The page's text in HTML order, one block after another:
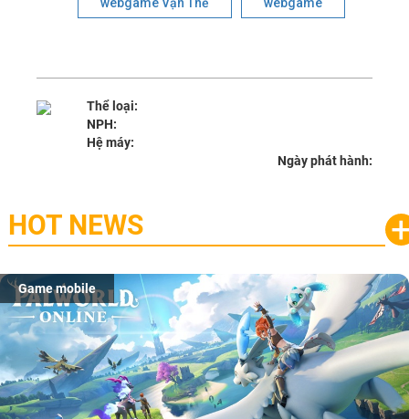
webgame Vạn Thế webgame
Thể loại:
NPH:
Hệ máy:
Ngày phát hành:
HOT NEWS
Game mobile